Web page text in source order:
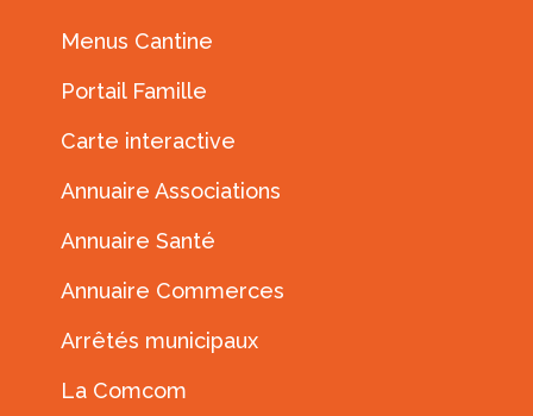
Menus Cantine
Portail Famille
Carte interactive
Annuaire Associations
Annuaire Santé
Annuaire Commerces
Arrêtés municipaux
La Comcom